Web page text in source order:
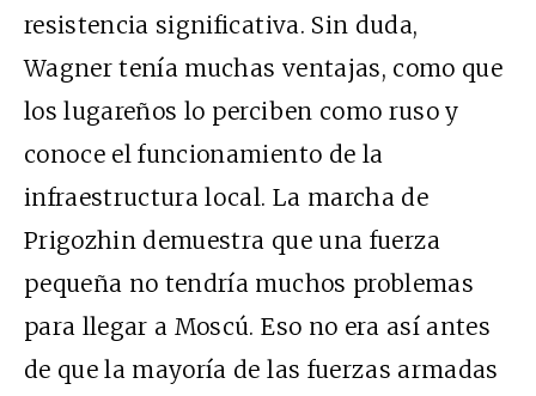
resistencia significativa. Sin duda,
Wagner tenía muchas ventajas, como que
los lugareños lo perciben como ruso y
conoce el funcionamiento de la
infraestructura local. La marcha de
Prigozhin demuestra que una fuerza
pequeña no tendría muchos problemas
para llegar a Moscú. Eso no era así antes
de que la mayoría de las fuerzas armadas